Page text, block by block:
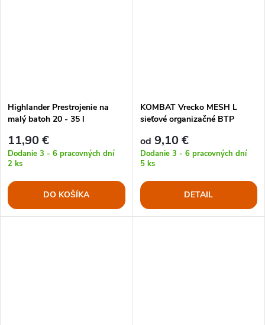
Highlander Prestrojenie na
malý batoh 20 - 35 l
11,90 €
Dodanie 3 - 6 pracovných dní
2 ks
DO KOŠÍKA
KOMBAT Vrecko MESH L
sieťové organizačné BTP
od 9,10 €
Dodanie 3 - 6 pracovných dní
5 ks
DETAIL